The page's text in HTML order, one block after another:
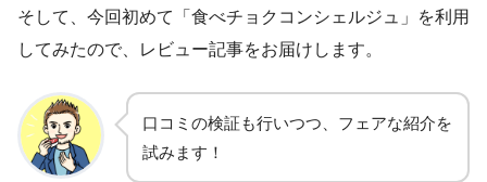
そして、今回初めて「食べチョクコンシェルジュ」を利用
してみたので、レビュー記事をお届けします。
口コミの検証も行いつつ、フェアな紹介を
試みます！